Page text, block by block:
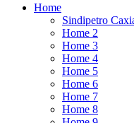
Home
Sindipetro
Home 2
Home 3
Home 4
Home 5
Home 6
Home 7
Home 8